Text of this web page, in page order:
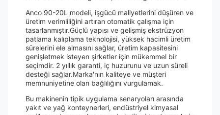
Anco 90-20L modeli, işgücü maliyetlerini düşüren ve
üretim verimliliğini artıran otomatik çalışma için
tasarlanmıştır.Güçlü yapısı ve gelişmiş ekstrüzyon
patlama kalıplama teknolojisi, yüksek hacimli üretim
sürelerini ele almasını sağlar, üretim kapasitesini
genişletmek isteyen şirketler için mükemmel bir
seçimdir. 2 yıllık garanti, iç huzurunu ve uzun süreli
desteği sağlar.Marka'nın kaliteye ve müşteri
memnuniyetine olan bağlılığını vurgulamak.
Bu makinenin tipik uygulama senaryoları arasında
yakıt ve yağ konteynerleri, endüstriyel kimyasal